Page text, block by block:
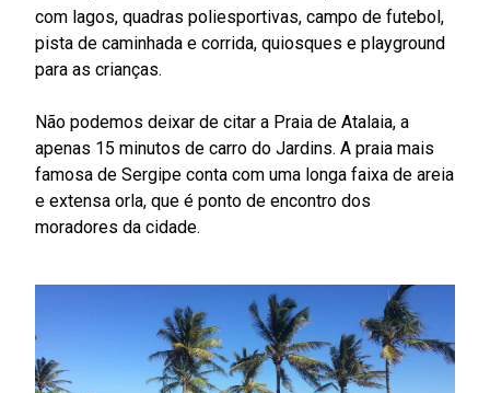
com lagos, quadras poliesportivas, campo de futebol,
pista de caminhada e corrida, quiosques e playground
para as crianças.
Não podemos deixar de citar a Praia de Atalaia, a
apenas 15 minutos de carro do Jardins. A praia mais
famosa de Sergipe conta com uma longa faixa de areia
e extensa orla, que é ponto de encontro dos
moradores da cidade.